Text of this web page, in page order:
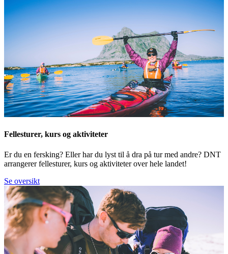
Fellesturer, kurs og aktiviteter
Er du en fersking? Eller har du lyst til å dra på tur med andre? DNT
arrangerer fellesturer, kurs og aktiviteter over hele landet!
Se oversikt